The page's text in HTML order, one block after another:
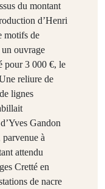
du montant
d’Henri
motifs de
ouvrage
pour 3 000 €, le
reliure de
lignes
d’Yves Gandon
à
attendu
Cretté en
de nacre